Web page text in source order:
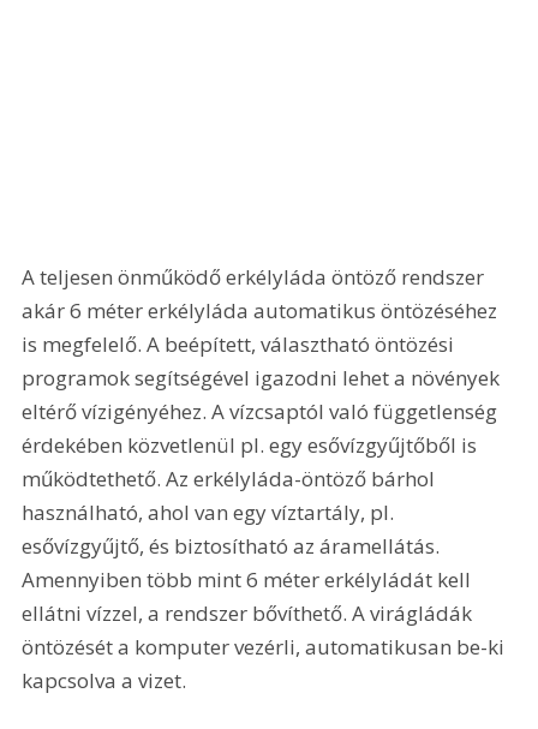
A teljesen önműködő erkélyláda öntöző rendszer
akár 6 méter erkélyláda automatikus öntözéséhez
is megfelelő. A beépített, választható öntözési
programok segítségével igazodni lehet a növények
eltérő vízigényéhez. A vízcsaptól való függetlenség
érdekében közvetlenül pl. egy esővízgyűjtőből is
működtethető. Az erkélyláda-öntöző bárhol
használható, ahol van egy víztartály, pl.
esővízgyűjtő, és biztosítható az áramellátás.
Amennyiben több mint 6 méter erkélyládát kell
ellátni vízzel, a rendszer bővíthető. A virágládák
öntözését a komputer vezérli, automatikusan be-ki
kapcsolva a vizet.